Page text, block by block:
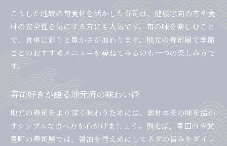
こうした地域の旬食材を活かした寿司は、健康志向の方や食
材の安全性を気にする方にも人気です。旬の味を楽しむこと
で、食卓に彩りと豊かさが加わります。地元の寿司屋で季節
ごとのおすすめメニューを尋ねてみるのも一つの楽しみ方で
す。
寿司好きが語る地元流の味わい術
地元の寿司をより深く味わうためには、素材本来の味を活か
すシンプルな食べ方を心がけましょう。例えば、豊田市や武
豊町の寿司屋では、醤油を控えめにしてネタの旨みをダイレ